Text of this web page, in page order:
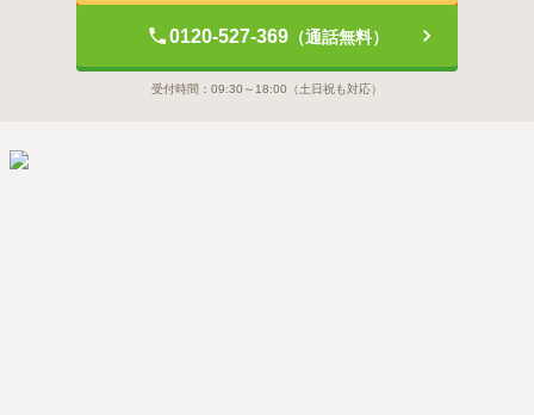
0120-527-369（通話無料）
受付時間： 09:30～18:00 （土日祝も対応）